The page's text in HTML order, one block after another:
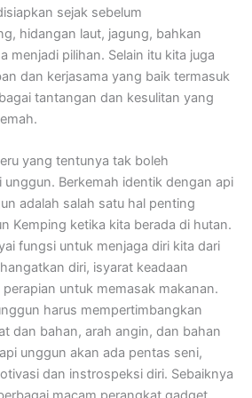
sejak sebelum
hidangan laut, jagung, bahkan
menjadi pilihan. Selain itu kita juga
dan kerjasama yang baik termasuk
tantangan dan kesulitan yang
yang tentunya tak boleh
unggun. Berkemah identik dengan api
adalah salah satu hal penting
Kemping ketika kita berada di hutan.
fungsi untuk menjaga diri kita dari
diri, isyarat keadaan
untuk memasak makanan.
harus mempertimbangkan
dan bahan, arah angin, dan bahan
unggun akan ada pentas seni,
dan instrospeksi diri. Sebaiknya